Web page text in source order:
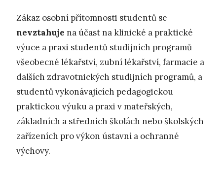
Zákaz osobní přítomnosti studentů se
nevztahuje na účast na klinické a praktické
výuce a praxi studentů studijních programů
všeobecné lékařství, zubní lékařství, farmacie a
dalších zdravotnických studijních programů, a
studentů vykonávajících pedagogickou
praktickou výuku a praxi v mateřských,
základních a středních školách nebo školských
zařízeních pro výkon ústavní a ochranné
výchovy.